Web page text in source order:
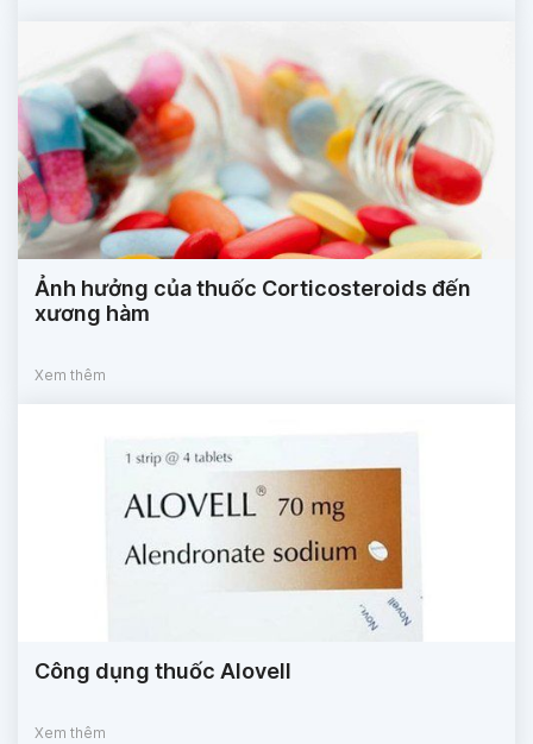
Ảnh hưởng của thuốc Corticosteroids đến
xương hàm
Xem thêm
Công dụng thuốc Alovell
Xem thêm